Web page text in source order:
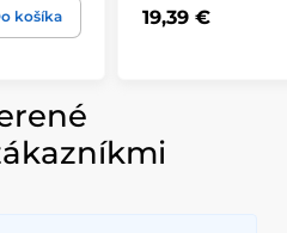
košíka 19,39 €